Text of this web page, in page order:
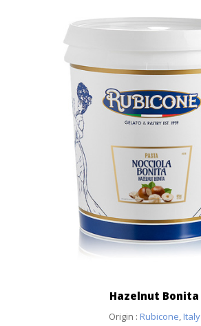
Hazelnut Bonita
Origin : Rubicone, Italy